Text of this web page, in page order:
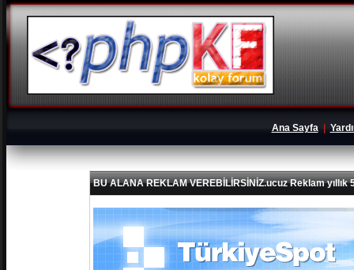
Ana Sayfa|
BU ALANA REKLAM VEREBİLİRSİNİZ.ucuz Reklam yıllık